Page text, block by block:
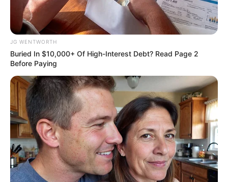
Top 10 Pop Divas - Number 4 May Shock You
BRAINBERRIES
6 Best 90’s Action Movies From Your Childhood
BRAINBERRIES
JG WENTWORTH
Buried In $10,000+ Of High-Interest Debt? Read Page 2
Before Paying